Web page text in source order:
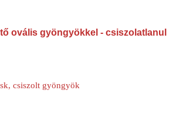
ovális gyöngyökkel - csiszolatlanul